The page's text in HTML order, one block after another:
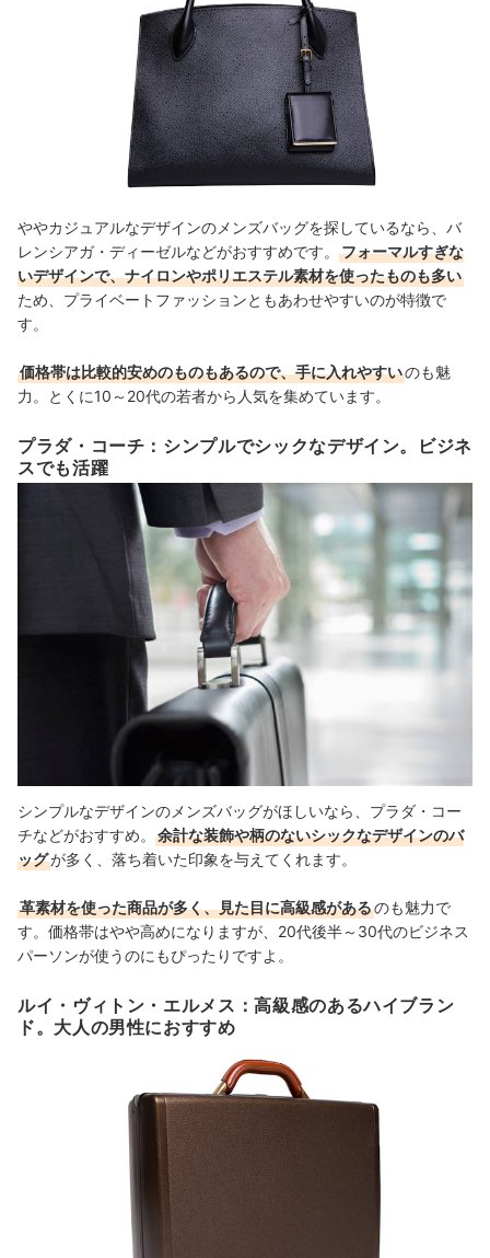
ややカジュアルなデザインのメンズバッグを探しているなら、バ
レンシアガ・ディーゼルなどがおすすめです。
フォーマルすぎな
いデザインで、ナイロンやポリエステル素材を使ったものも多い
ため、プライベートファッションともあわせやすいのが特徴で
す。
価格帯は比較的安めのものもあるので、手に入れやすいのも魅
力。とくに10～20代の若者から人気を集めています。
プラダ・コーチ：シンプルでシックなデザイン。ビジネ
スでも活躍
シンプルなデザインのメンズバッグがほしいなら、プラダ・コー
チなどがおすすめ。
余計な装飾や柄のないシックなデザインのバ
ッグが多く、落ち着いた印象を与えてくれます。
革素材を使った商品が多く、見た目に高級感があるのも魅力で
す。価格帯はやや高めになりますが、20代後半～30代のビジネス
パーソンが使うのにもぴったりですよ。
ルイ・ヴィトン・エルメス：高級感のあるハイブラン
ド。大人の男性におすすめ